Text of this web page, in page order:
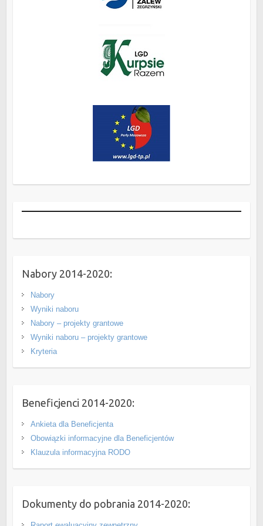
Nabory 2014-2020:
Nabory
Wyniki naboru
Nabory – projekty grantowe
Wyniki naboru – projekty grantowe
Kryteria
Beneficjenci 2014-2020:
Ankieta dla Beneficjenta
Obowiązki informacyjne dla Beneficjentów
Klauzula informacyjna RODO
Dokumenty do pobrania 2014-2020: